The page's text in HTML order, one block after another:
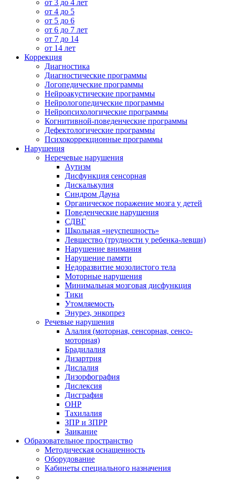
от 3 до 4 лет
от 4 до 5
от 5 до 6
от 6 до 7 лет
от 7 до 14
от 14 лет
Коррекция
Диагностика
Диагностические программы
Логопедические программы
Нейроакустические программы
Нейрологопедические программы
Нейропсихологические программы
Когнитивной-поведенческие программы
Дефектологические программы
Психокоррекционные программы
Нарушения
Неречевые нарушения
Аутизм
Дисфункция сенсорная
Дискалькулия
Синдром Дауна
Органическое поражение мозга у детей
Поведенческие нарушения
СДВГ
Школьная «неуспешность»
Левшество (трудности у ребенка-левши)
Нарушение внимания
Нарушение памяти
Недоразвитие мозолистого тела
Моторные нарушения
Минимальная мозговая дисфункция
Тики
Утомляемость
Энурез, энкопрез
Речевые нарушения
Алалия (моторная, сенсорная, сенсо-
моторная)
Брадилалия
Дизартрия
Дислалия
Дизорфография
Дислексия
Дисграфия
ОНР
Тахилалия
ЗПР и ЗПРР
Заикание
Образовательное пространство
Методическая оснащенность
Оборудование
Кабинеты специального назначения